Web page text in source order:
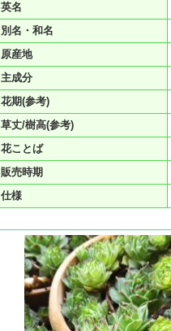
英名
別名・和名
原産地
主成分
花期(参考)
草丈/樹高(参考)
花ことば
販売時期
仕様